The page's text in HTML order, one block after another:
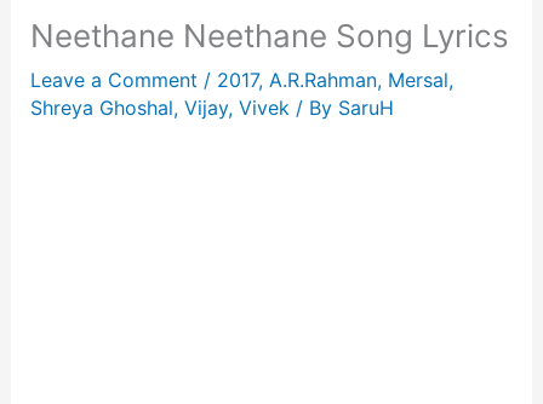
Neethane Neethane Song Lyrics
Leave a Comment / 2017, A.R.Rahman, Mersal,
Shreya Ghoshal, Vijay, Vivek/ By SaruH